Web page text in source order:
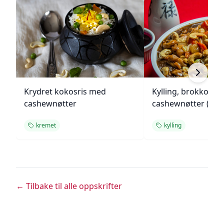
Krydret kokosris med
cashewnøtter
kremet
Kylling, brokkoli og
cashewnøtter
kylling
← Tilbake til alle oppskrifter